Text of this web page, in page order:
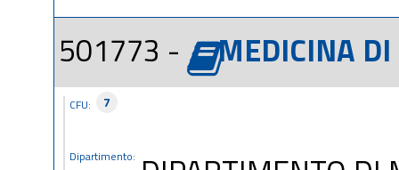
501773 -
MEDICINA DI
CFU: 7
Dipartimento: